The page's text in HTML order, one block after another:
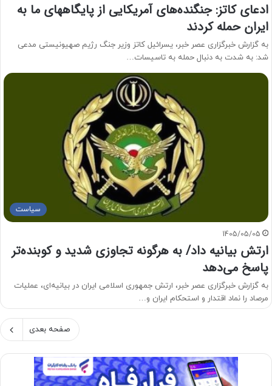
ادعای کاتز: جنگنده‌های آمریکایی از پایگاههای ما به
ایران حمله کردند
به گزارش خبرگزاری عصر خبر، یسرائیل کاتز وزیر جنگ رژیم صهیونیستی مدعی
شد: به شدت به دنبال حمله به تاسیسات…
سیاست
1405/05/05
ارتش بیانیه داد/ به هرگونه تجاوزی شدید و کوبنده‌تر
پاسخ می‌دهد
به گزارش خبرگزاری عصر خبر، ارتش جمهوری اسلامی ایران در بیانیه‌ای، عملیات
مرصاد را نماد اقتدار و استحکام ایران و…
صفحه بعدی